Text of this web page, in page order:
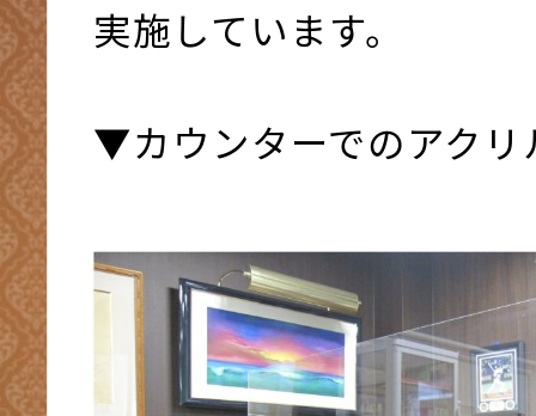
実施しています。
▼カウンターでのアクリ